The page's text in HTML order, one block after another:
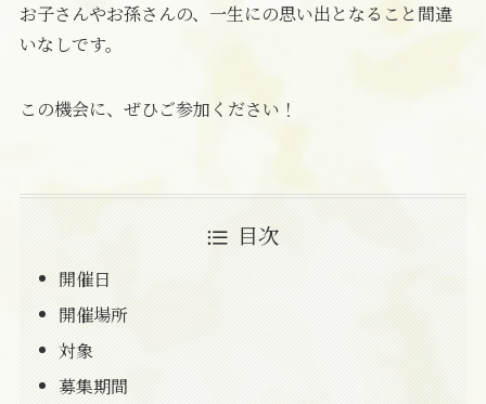
お子さんやお孫さんの、一生にの思い出となること間違
いなしです。
この機会に、ぜひご参加ください！
目次
開催日
開催場所
対象
募集期間